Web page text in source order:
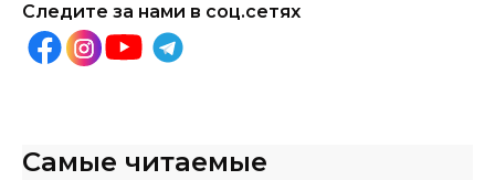
Следите за нами в соц.сетях
Самые читаемые